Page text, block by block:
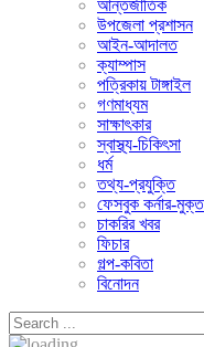
আন্তর্জাতিক
উপজেলা প্রশাসন
আইন-আদালত
ক্যাম্পাস
পত্রিকায় টাঙ্গাইল
গণমাধ্যম
সাক্ষাৎকার
স্বাস্থ্য-চিকিৎসা
ধর্ম
তথ্য-প্রযুক্তি
ফেসবুক কর্নার-
চাকরির খবর
ফিচার
গল্প-কবিতা
বিনোদন